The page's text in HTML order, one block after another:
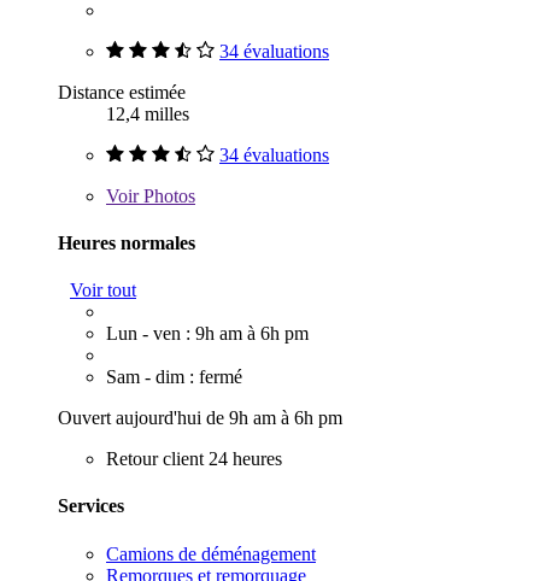
34 évaluations
Distance estimée
12,4 milles
34 évaluations
VoirPhotos
Heures normales
Voir tout
Lun - ven : 9h am à 6h pm
Sam - dim : fermé
Ouvert aujourd'hui de 9h am à 6h pm
Retour client 24 heures
Services
Camions de déménagement
Remorques et remorquage